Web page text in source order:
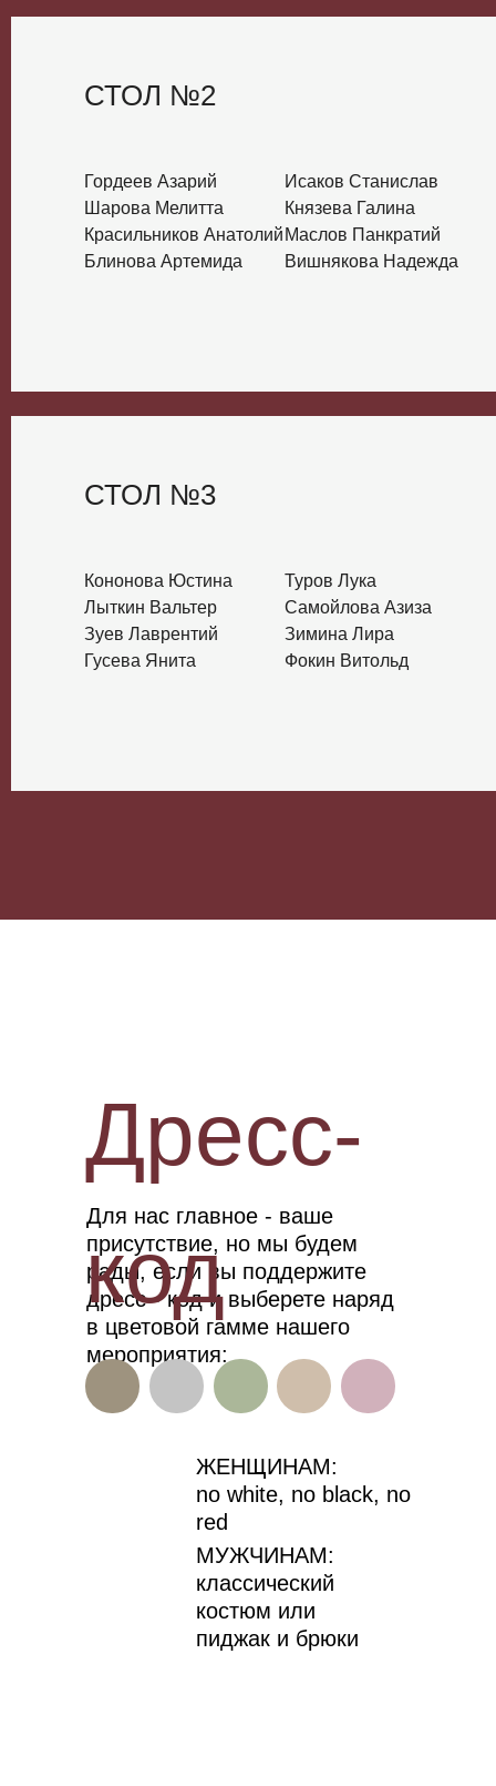
Туров Лука
Самойлова Азиза
Зимина Лира
Фокин Витольд
Кононова Юстина
Лыткин Вальтер
Зуев Лаврентий
Гусева Янита
СТОЛ №3
Исаков Станислав
Князева Галина
Маслов Панкратий
Вишнякова Надежда
Гордеев Азарий
Шарова Мелитта
Красильников Анатолий
Блинова Артемида
СТОЛ №2
Для нас главное - ваше
присутствие, но мы будем
рады, если вы поддержите
дресс - код и выберете наряд
в цветовой гамме нашего
мероприятия:
ЖЕНЩИНАМ:
no white, no black, no
red
МУЖЧИНАМ:
классический
костюм или
пиджак и брюки
Дресс-
код